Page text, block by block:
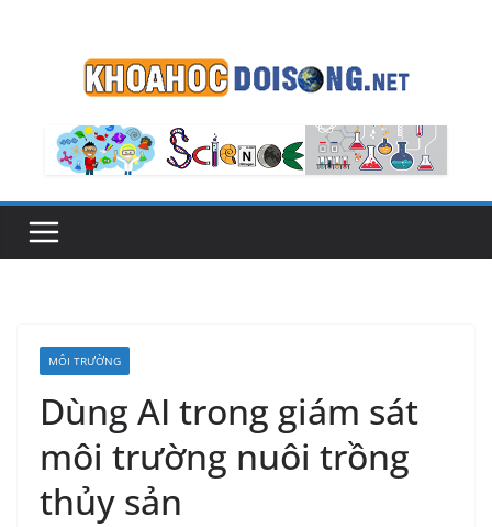
MÔI TRƯỜNG
Dùng AI trong giám sát
môi trường nuôi trồng
thủy sản